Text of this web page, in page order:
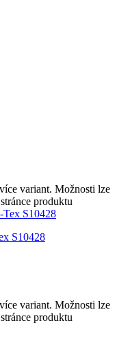
variant. Možnosti lze
produktu
S10428
variant. Možnosti lze
produktu